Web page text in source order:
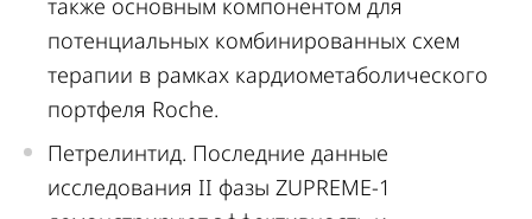
также основным компонентом для
потенциальных комбинированных схем
терапии в рамках кардиометаболического
портфеля Roche.
Петрелинтид. Последние данные
исследования II фазы ZUPREME-1